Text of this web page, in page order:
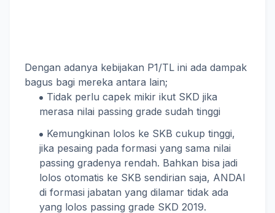
Dengan adanya kebijakan P1/TL ini ada dampak
bagus bagi mereka antara lain;
Tidak perlu capek mikir ikut SKD jika
merasa nilai passing grade sudah tinggi
Kemungkinan lolos ke SKB cukup tinggi,
jika pesaing pada formasi yang sama nilai
passing gradenya rendah. Bahkan bisa jadi
lolos otomatis ke SKB sendirian saja, ANDAI
di formasi jabatan yang dilamar tidak ada
yang lolos passing grade SKD 2019.